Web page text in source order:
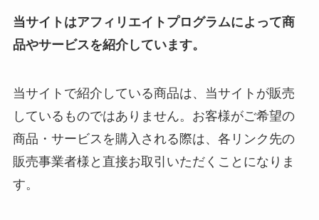
当サイトはアフィリエイトプログラムによって商
品やサービスを紹介しています。
当サイトで紹介している商品は、当サイトが販売
しているものではありません。お客様がご希望の
商品・サービスを購入される際は、各リンク先の
販売事業者様と直接お取引いただくことになりま
す。